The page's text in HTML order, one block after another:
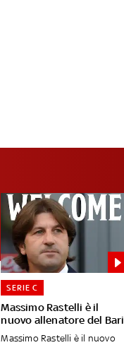
Massimo Rastelli è il
nuovo allenatore del Bari
SERIE C
Massimo Rastelli è il nuovo